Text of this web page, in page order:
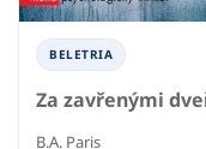
BELETRIA
Za zavřenými
B.A. Paris